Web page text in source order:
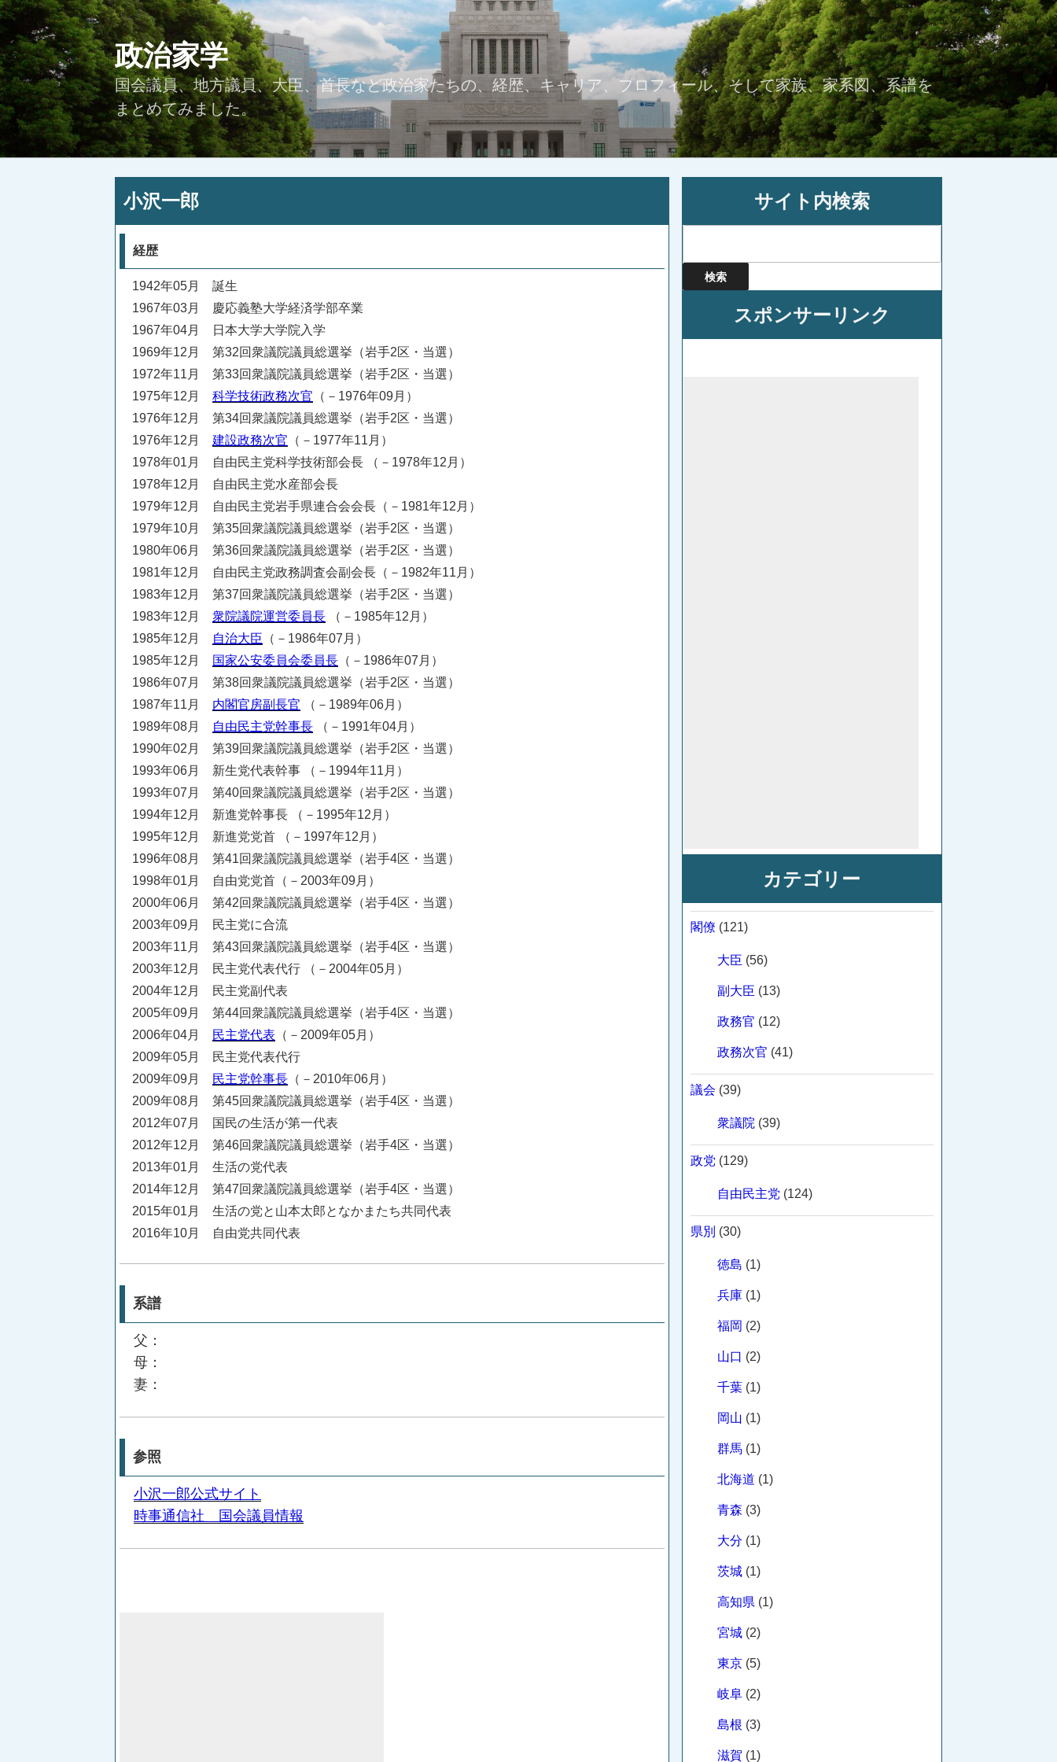
コ
テ
ン
ツ
へ
ス
キ
ッ
政治家学
国会議員、地方議員、大臣、首長など政治家たちの、経歴、キャリア、プロフィール、そして家族、家系図、系譜を
まとめてみました。
日:小沢一郎
経歴
1942年05月 誕生
1967年03月 慶応義塾大学経済学部卒業
1967年04月 日本大学大学院入学
1969年12月 第32回衆議院議員総選挙（岩手2区・当選）
1972年11月 第33回衆議院議員総選挙（岩手2区・当選）
1975年12月 科学技術政務次官 （－1976年09月）
1976年12月 第34回衆議院議員総選挙（岩手2区・当選）
1976年12月 建設政務次官 （－1977年11月）
1978年01月 自由民主党科学技術部会長 （－1978年12月）
1978年12月 自由民主党水産部会長
1979年12月 自由民主党岩手県連合会会長（－1981年12月）
1979年10月 第35回衆議院議員総選挙（岩手2区・当選）
1980年06月 第36回衆議院議員総選挙（岩手2区・当選）
1981年12月 自由民主党政務調査会副会長（－1982年11月）
1983年12月 第37回衆議院議員総選挙（岩手2区・当選）
1983年12月 衆院議院運営委員長 （－1985年12月）
1985年12月
自治大臣 （－1986年07月）
1985年12月
国家公安委員会委員長 （－1986年07月）
1986年07月 第38回衆議院議員総選挙（岩手2区・当選）
1987年11月 内閣官房副長官 （－1989年06月）
1989年08月
自由民主党幹事長 （－1991年04月）
1990年02月 第39回衆議院議員総選挙（岩手2区・当選）
1993年06月 新生党代表幹事 （－1994年11月）
1993年07月 第40回衆議院議員総選挙（岩手2区・当選）
1994年12月 新進党幹事長 （－1995年12月）
1995年12月 新進党党首 （－1997年12月）
1996年08月 第41回衆議院議員総選挙（岩手4区・当選）
1998年01月 自由党党首（－2003年09月）
2000年06月 第42回衆議院議員総選挙（岩手4区・当選）
2003年09月 民主党に合流
2003年11月 第43回衆議院議員総選挙（岩手4区・当選）
2003年12月 民主党代表代行 （－2004年05月）
2004年12月 民主党副代表
2005年09月 第44回衆議院議員総選挙（岩手4区・当選）
2006年04月
民主党代表 （－2009年05月）
2009年05月 民主党代表代行
2009年09月
民主党幹事長 （－2010年06月）
2009年08月 第45回衆議院議員総選挙（岩手4区・当選）
2012年07月 国民の生活が第一代表
2012年12月 第46回衆議院議員総選挙（岩手4区・当選）
2013年01月 生活の党代表
2014年12月 第47回衆議院議員総選挙（岩手4区・当選）
2015年01月 生活の党と山本太郎となかまたち共同代表
2016年10月 自由党共同代表
系譜
父：
母：
妻：
参照
小沢一郎公式サイト
時事通信社 国会議員情報
サイト内検索
スポンサーリンク
カテゴリー
閣僚 (121)
大臣 (56)
副大臣 (13)
政務官 (12)
政務次官 (41)
議会 (39)
衆議院 (39)
政党 (129)
自由民主党 (124)
県別 (30)
徳島 (1)
兵庫(1)
福岡 (2)
山口 (2)
千葉(1)
岡山 (1)
群馬(1)
北海道 (1)
青森 (3)
大分 (1)
茨城(1)
高知県 (1)
宮城(2)
東京(5)
岐阜(2)
島根 (3)
滋賀 (1)